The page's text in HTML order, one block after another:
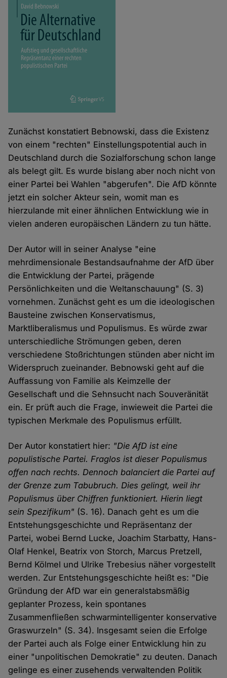
Zunächst konstatiert Bebnowski, dass die Existenz
von einem "rechten" Einstellungspotential auch in
Deutschland durch die Sozialforschung schon lange
als belegt gilt. Es wurde bislang aber noch nicht von
einer Partei bei Wahlen "abgerufen". Die AfD könnte
jetzt ein solcher Akteur sein, womit man es
hierzulande mit einer ähnlichen Entwicklung wie in
vielen anderen europäischen Ländern zu tun hätte.
Der Autor will in seiner Analyse "eine
mehrdimensionale Bestandsaufnahme der AfD über
die Entwicklung der Partei, prägende
Persönlichkeiten und die Weltanschauung" (S. 3)
vornehmen. Zunächst geht es um die ideologischen
Bausteine zwischen Konservatismus,
Marktliberalismus und Populismus. Es würde zwar
unterschiedliche Strömungen geben, deren
verschiedene Stoßrichtungen stünden aber nicht im
Widerspruch zueinander. Bebnowski geht auf die
Auffassung von Familie als Keimzelle der
Gesellschaft und die Sehnsucht nach Souveränität
ein. Er prüft auch die Frage, inwieweit die Partei die
typischen Merkmale des Populismus erfüllt.
Der Autor konstatiert hier: "Die AfD ist eine
populistische Partei. Fraglos ist dieser Populismus
offen nach rechts. Dennoch balanciert die Partei auf
der Grenze zum Tabubruch. Dies gelingt, weil ihr
Populismus über Chiffren funktioniert. Hierin liegt
sein Spezifikum" (S. 16). Danach geht es um die
Entstehungsgeschichte und Repräsentanz der
Partei, wobei Bernd Lucke, Joachim Starbatty, Hans-
Olaf Henkel, Beatrix von Storch, Marcus Pretzell,
Bernd Kölmel und Ulrike Trebesius näher vorgestellt
werden. Zur Entstehungsgeschichte heißt es: "Die
Gründung der AfD war ein generalstabsmäßig
geplanter Prozess, kein spontanes
Zusammenfließen schwarmintelligenter konservative
Graswurzeln" (S. 34). Insgesamt seien die Erfolge
der Partei auch als Folge einer Entwicklung hin zu
einer "unpolitischen Demokratie" zu deuten. Danach
gelinge es einer zusehends verwaltenden Politik